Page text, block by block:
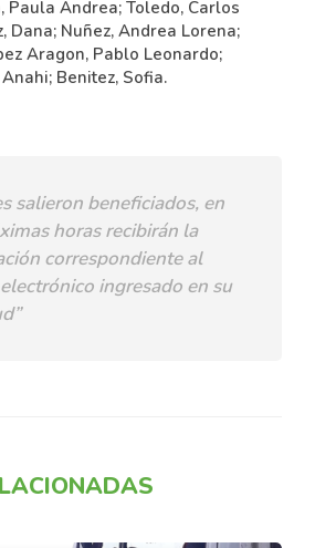
Paula Andrea; Toledo, Carlos
Dana; Nuñez, Andrea Lorena;
Aragon, Pablo Leonardo;
Benitez, Sofia.
salieron beneficiados, en
horas recibirán la
correspondiente al
ingresado en su